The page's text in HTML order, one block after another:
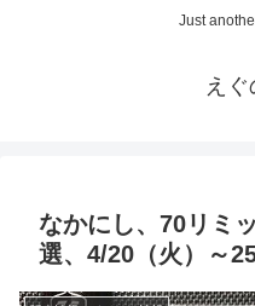
Just
え
なかにし、70リミ
選、4/20（火）～25